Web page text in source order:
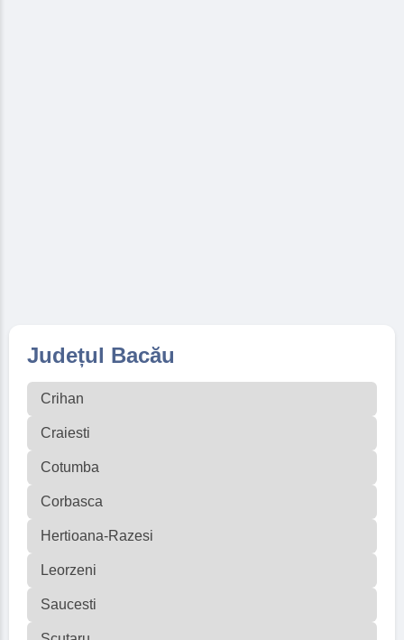
Județul Bacău
Crihan
Craiesti
Cotumba
Corbasca
Hertioana-Razesi
Leorzeni
Saucesti